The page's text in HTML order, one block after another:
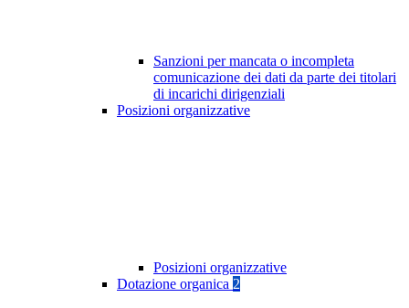
Sanzioni per mancata o incompleta
comunicazione dei dati da parte dei titolari
di incarichi dirigenziali
Posizioni organizzative
Posizioni organizzative
Dotazione organica 2